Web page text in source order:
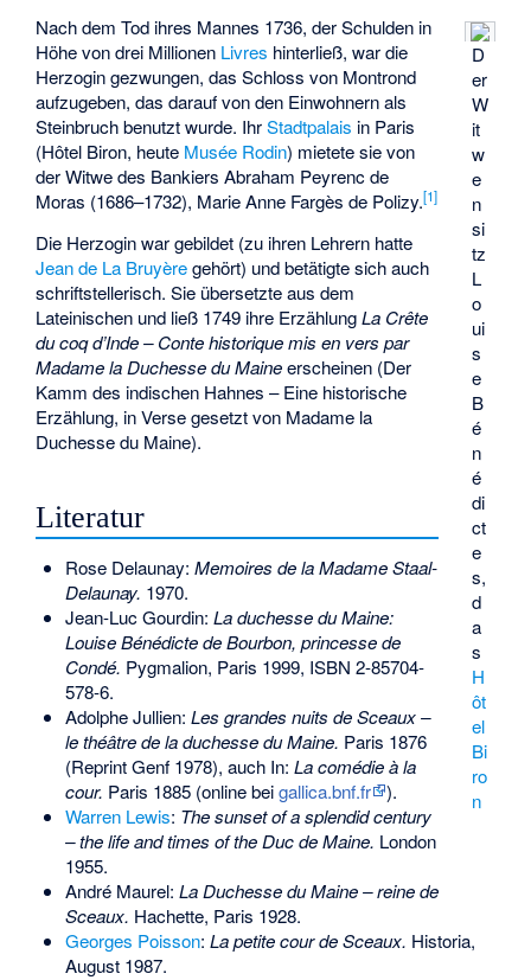
D
er
W
it
w
e
n
si
tz
L
o
ui
s
e
B
é
n
é
di
ct
e
s,
d
a
s
H
ôt
el
Bi
ro
n
Nach dem Tod ihres Mannes 1736, der Schulden in
Höhe von drei Millionen Livres hinterließ, war die
Herzogin gezwungen, das Schloss von Montrond
aufzugeben, das darauf von den Einwohnern als
Steinbruch benutzt wurde. IhrStadtpalais in Paris
(Hôtel Biron, heute Musée Rodin) mietete sie von
der Witwe des BankiersAbraham Peyrenc de
Moras (1686–1732), Marie Anne Fargès de Polizy.[1]
Die Herzogin war gebildet (zu ihren Lehrern hatte
Jean de La Bruyèregehört) und betätigte sich auch
schriftstellerisch. Sie übersetzte aus dem
Lateinischen und ließ 1749 ihre ErzählungLa Crête
du coq d’Inde – Conte historique mis en vers par
Madame la Duchesse du Maineerscheinen (Der
Kamm des indischen Hahnes – Eine historische
Erzählung, in Verse gesetzt von Madame la
Duchesse du Maine).
Literatur
Rose Delaunay: Memoires de la Madame Staal-
Delaunay. 1970.
Jean-Luc Gourdin: La duchesse du Maine:
Louise Bénédicte de Bourbon, princesse de
Condé. Pygmalion, Paris 1999, ISBN 2-85704-
578-6.
Adolphe Jullien: Les grandes nuits de Sceaux –
le théâtre de la duchesse du Maine. Paris 1876
(Reprint Genf 1978), auch In: La comédie à la
cour. Paris 1885 (online beigallica.bnf.fr
).
Warren Lewis: The sunset of a splendid century
– the life and times of the Duc de Maine. London
1955.
André Maurel: La Duchesse du Maine – reine de
Sceaux. Hachette, Paris 1928.
Georges Poisson: La petite cour de Sceaux. Historia,
August 1987.